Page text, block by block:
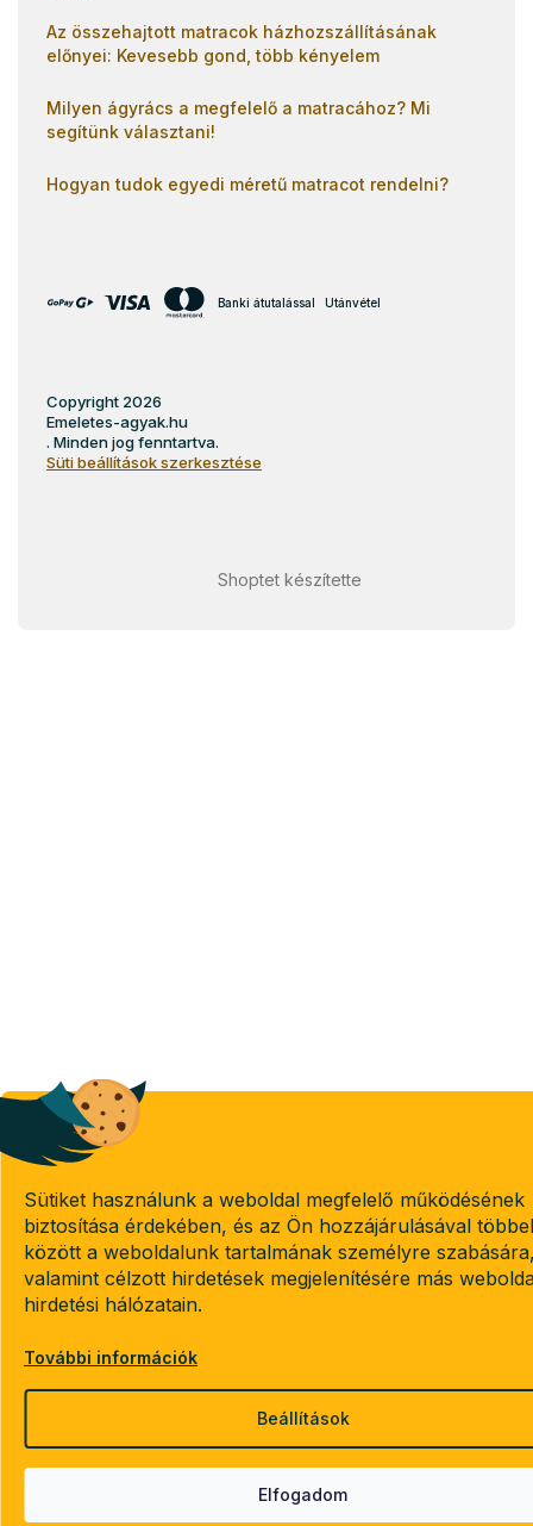
Sütiket használunk a weboldal megfelelő működésének
biztosítása érdekében, és az Ön hozzájárulásával
között a weboldalunk tartalmának személyre
valamint célzott hirdetések megjelenítésére más
hirdetési hálózatain.
További információk
Beállítások
Elfogadom
Az összehajtott matracok házhozszállításának
előnyei: Kevesebb gond, több kényelem
Milyen ágyrács a megfelelő a matracához? Mi
segítünk választani!
Hogyan tudok egyedi méretű matracot rendelni?
Banki átutalással Utánvétel
Shoptet készítette
Copyright 2026
Emeletes-agyak.hu
. Minden jog fenntartva.
Süti beállítások szerkesztése